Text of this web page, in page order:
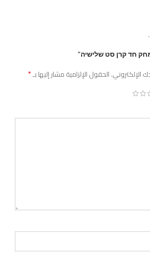
חד קרן סט שלישיה”
الإلكتروني.الحقول الإلزامية مشار إليها بـ*